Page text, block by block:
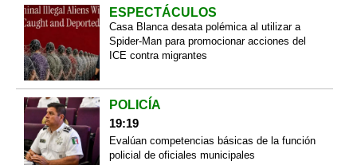
ESPECTÁCULOS
Casa Blanca desata polémica al utilizar a
Spider-Man para promocionar acciones del
ICE contra migrantes
POLICÍA
19:19
Evalúan competencias básicas de la función
policial de oficiales municipales